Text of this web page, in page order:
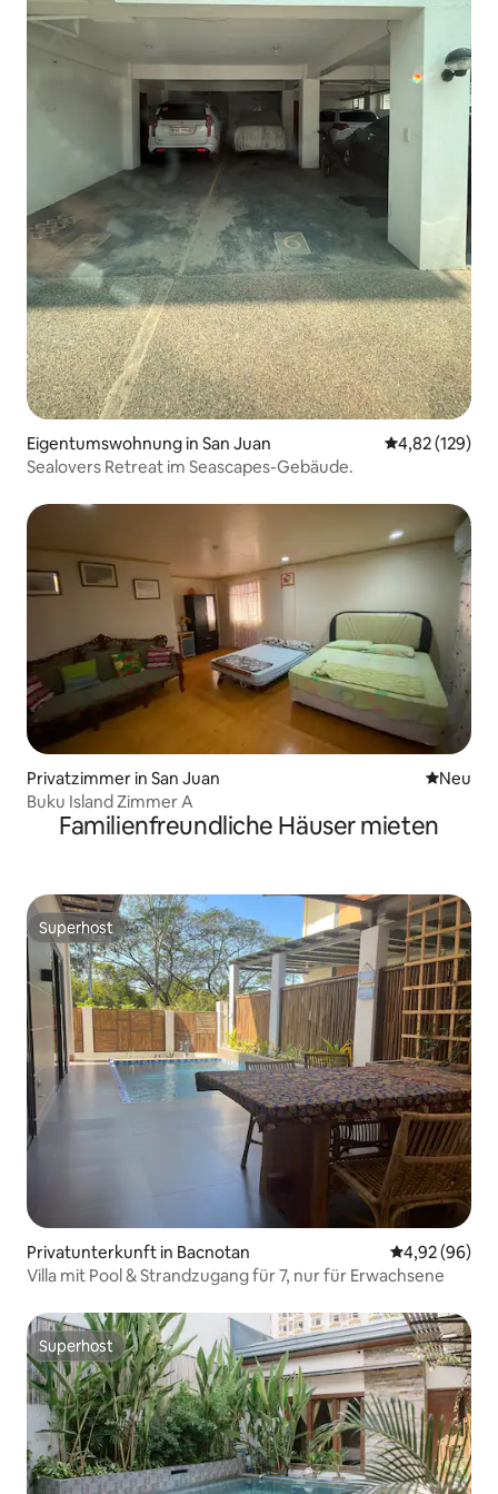
Eigentumswohnung in San Juan
4,82 (129)
Sealovers Retreat im Seascapes-Gebäude.
Privatzimmer in San Juan Neue
Neu
Buku Island Zimmer A
Familienfreundliche Häuser mieten
Superhost
Superhost
Privatunterkunft in Bacnotan
4,92 (96)
Villa mit Pool & Strandzugang für 7, nur für Erwachsene
Superhost
Superhost